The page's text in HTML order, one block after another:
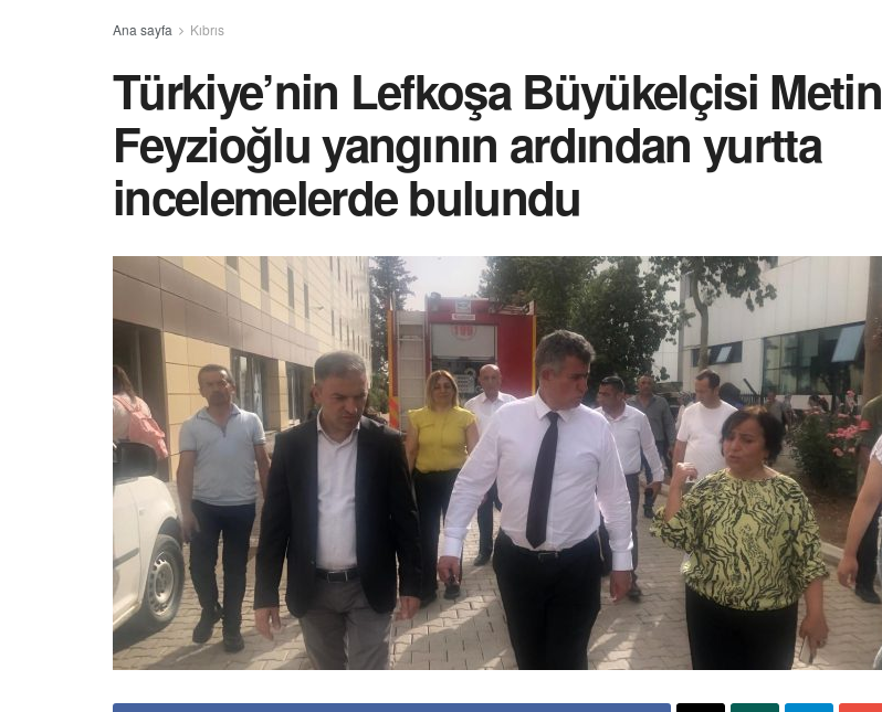
Ana sayfa Kıbrıs
Türkiye’nin Lefkoşa Büyükelçisi Metin
Feyzioğlu yangının ardından yurtta
incelemelerde bulundu